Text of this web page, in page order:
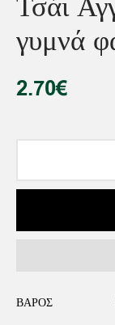
γυμνά
2.70€
ΒΆΡΟΣ